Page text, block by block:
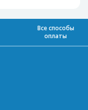
Все способы
оплаты